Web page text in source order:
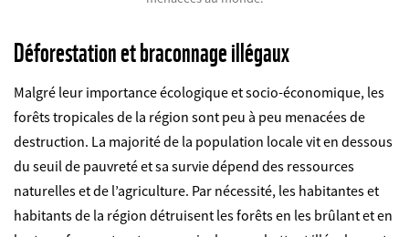
Déforestation et braconnage illégaux
Malgré leur importance écologique et socio-économique, les
forêts tropicales de la région sont peu à peu menacées de
destruction. La majorité de la population locale vit en dessous
du seuil de pauvreté et sa survie dépend des ressources
naturelles et de l’agriculture. Par nécessité, les habitantes et
habitants de la région détruisent les forêts en les brûlant et en